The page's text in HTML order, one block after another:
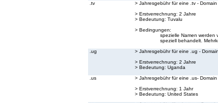
.tv
> Jahresgebühr für eine .tv - Domain
> Erstverrechnung: 2 Jahre
> Bedeutung: Tuvalu
> Bedingungen:
spezielle Namen werden
speziell behandelt.
.ug
> Jahresgebühr für eine .ug -
> Erstverrechnung: 2 Jahre
> Bedeutung: Uganda
.us
> Jahresgebühr für eine .us- Domain
> Erstverrechnung: 1 Jahr
> Bedeutung: United States